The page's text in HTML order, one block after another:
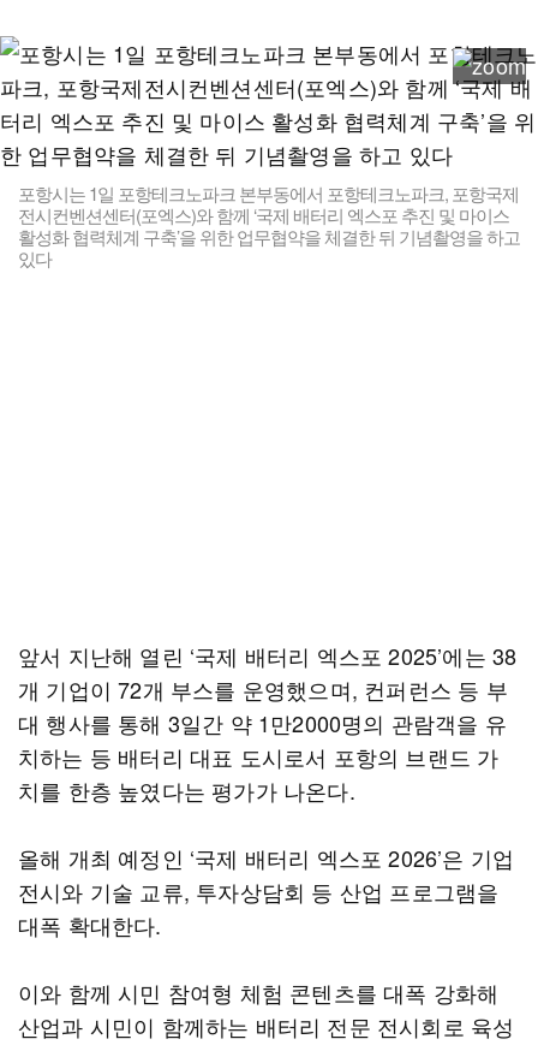
포항시는 1일 포항테크노파크 본부동에서 포항테크노파크, 포항국제
전시컨벤션센터(포엑스)와 함께 ‘국제 배터리 엑스포 추진 및 마이스
활성화 협력체계 구축’을 위한 업무협약을 체결한 뒤 기념촬영을 하고
있다
앞서 지난해 열린 ‘국제 배터리 엑스포 2025’에는 38
개 기업이 72개 부스를 운영했으며, 컨퍼런스 등 부
대 행사를 통해 3일간 약 1만2000명의 관람객을 유
치하는 등 배터리 대표 도시로서 포항의 브랜드 가
치를 한층 높였다는 평가가 나온다.
올해 개최 예정인 ‘국제 배터리 엑스포 2026’은 기업
전시와 기술 교류, 투자상담회 등 산업 프로그램을
대폭 확대한다.
이와 함께 시민 참여형 체험 콘텐츠를 대폭 강화해
산업과 시민이 함께하는 배터리 전문 전시회로 육성